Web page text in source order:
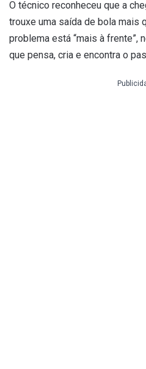
O técnico reconheceu que a
trouxe uma saída de bola mais
problema está “mais à frente”,
que pensa, cria e encontra o